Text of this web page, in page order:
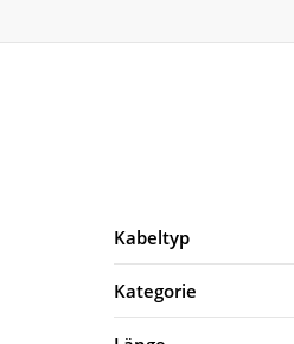
Kabeltyp
Kategorie